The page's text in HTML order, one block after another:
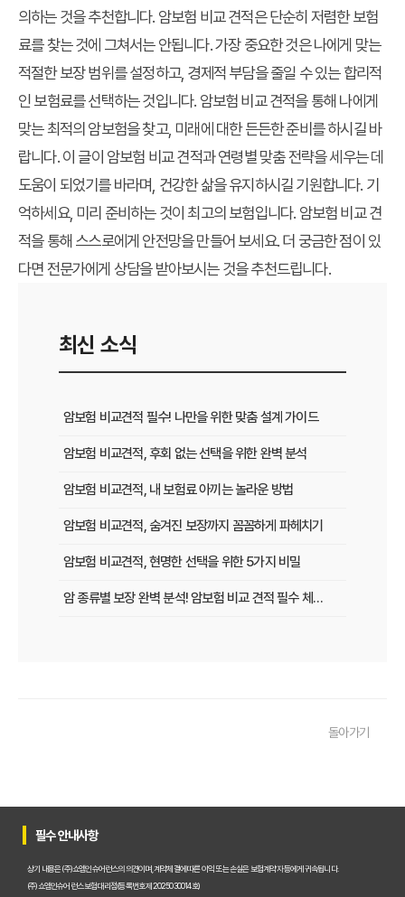
의하는 것을 추천합니다. 암보험 비교 견적은 단순히 저렴한 보험
료를 찾는 것에 그쳐서는 안됩니다. 가장 중요한 것은 나에게 맞는
적절한 보장 범위를 설정하고, 경제적 부담을 줄일 수 있는 합리적
인 보험료를 선택하는 것입니다. 암보험 비교 견적을 통해 나에게
맞는 최적의 암보험을 찾고, 미래에 대한 든든한 준비를 하시길 바
랍니다. 이 글이 암보험 비교 견적과 연령별 맞춤 전략을 세우는 데
도움이 되었기를 바라며, 건강한 삶을 유지하시길 기원합니다. 기
억하세요, 미리 준비하는 것이 최고의 보험입니다. 암보험 비교 견
적을 통해 스스로에게 안전망을 만들어 보세요. 더 궁금한 점이 있
다면 전문가에게 상담을 받아보시는 것을 추천드립니다.
최신 소식
암보험 비교견적 필수! 나만을 위한 맞춤 설계 가이드
암보험 비교견적, 후회 없는 선택을 위한 완벽 분석
암보험 비교견적, 내 보험료 아끼는 놀라운 방법
암보험 비교견적, 숨겨진 보장까지 꼼꼼하게 파헤치기
암보험 비교견적, 현명한 선택을 위한 5가지 비밀
암 종류별 보장 완벽 분석! 암보험 비교 견적 필수 체크리스트
돌아가기
필수 안내사항
상기 내용은 (주)쇼엠인슈어런스의 의견이며, 계약체결에 따른 이익 또는 손실은 보험계약자 등에게 귀속됩니다.
(주)쇼엠인슈어런스 보험대리점(등록번호 제2025030014호)